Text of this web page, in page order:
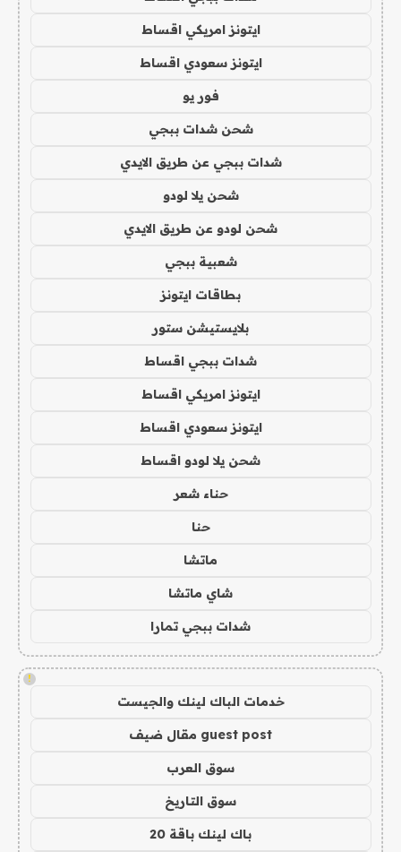
ايتونز امريكي اقساط
ايتونز سعودي اقساط
فور يو
شحن شدات ببجي
شدات ببجي عن طريق الايدي
شحن يلا لودو
شحن لودو عن طريق الايدي
شعبية ببجي
بطاقات ايتونز
بلايستيشن ستور
شدات ببجي اقساط
ايتونز امريكي اقساط
ايتونز سعودي اقساط
شحن يلا لودو اقساط
حناء شعر
حنا
ماتشا
شاي ماتشا
شدات ببجي تمارا
!
خدمات الباك لينك والجيست
guest post مقال ضيف
سوق العرب
سوق التاريخ
باك لينك باقة 20